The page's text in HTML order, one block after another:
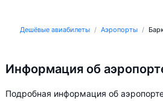
Дешёвые авиабилеты Аэропорты
Информация об
Подробная информация об